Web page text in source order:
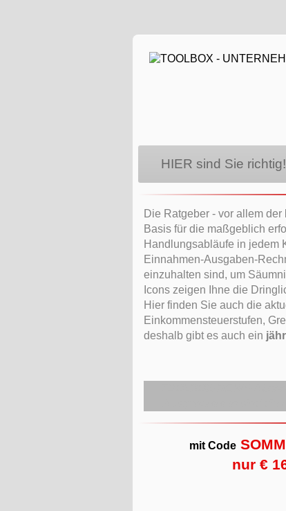
HIER sind Sie richtig!
Die Ratgeber - vor allem der
Basis für die maßgeblich
Handlungsabläufe in jedem
Einnahmen-Ausgaben-
einzuhalten sind, um
Icons zeigen Ihne die
Hier finden Sie auch die
Einkommensteuerstufen,
deshalb gibt es auch ein
mit Code
nur €